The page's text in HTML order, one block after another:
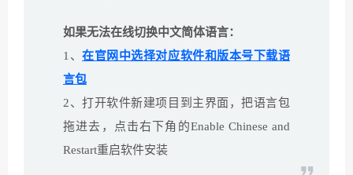
如果无法在线切换中文简体语言：
1、在官网中选择对应软件和版本号下载语
言包
2、打开软件新建项目到主界面，把语言包
拖进去，点击右下角的Enable Chinese and
Restart重启软件安装